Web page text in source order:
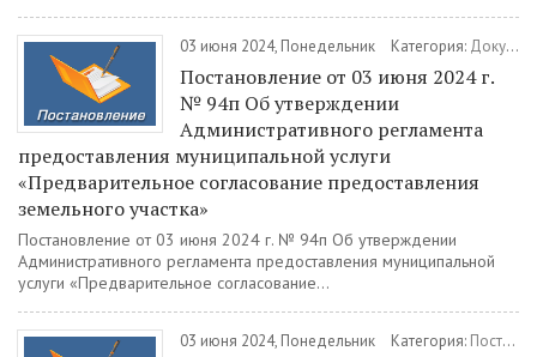
03 июня 2024, Понедельник Категория: Документы
Постановление от 03 июня 2024 г.
№ 94п Об утверждении
Административного регламента
предоставления муниципальной услуги
«Предварительное согласование предоставления
земельного участка»
Постановление от 03 июня 2024 г. № 94п Об утверждении
Административного регламента предоставления муниципальной
услуги «Предварительное согласование...
03 июня 2024, Понедельник Категория: Постановления